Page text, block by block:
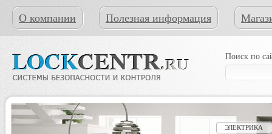
О компании Полезная информация
Поиск по
ЭЛЕКТРИКА